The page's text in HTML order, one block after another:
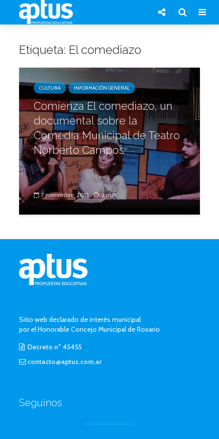
Etiqueta: El comediazo
CULTURA INFORMACIÓN GENERAL
Comienza El comediazo, un
documental sobre la
Comedia Municipal de Teatro
Norberto Campos
7 noviembre, 2013 2 min.
Sitio web declarado de interés municipal
por el Honorable Concejo Municipal de Rosario
Decreto n° 45455
contacto@aptus.com.ar
Seguinos